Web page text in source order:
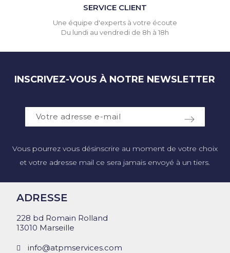
SERVICE CLIENT
Une équipe d'experts à votre écoute
Du lundi au vendredi de 8h à 18h
INSCRIVEZ-VOUS À NOTRE NEWSLETTER
Vous pourrez vous désinscrire au moment de votre choix
et votre adresse mail ce sera jamais envoyé à un tiers.
ADRESSE
228 bd Romain Rolland
13010 Marseille
info@atpmservices.com